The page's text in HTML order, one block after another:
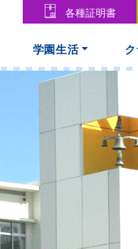
各種証明書
学園生活